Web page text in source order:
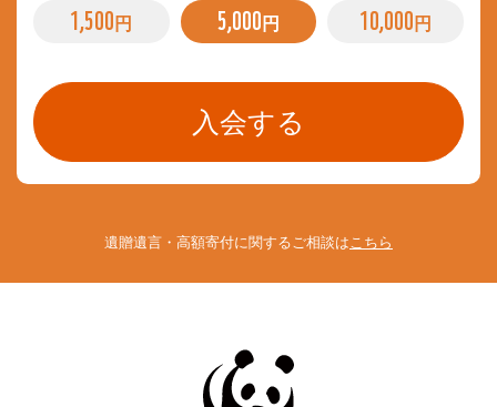
1,500 円 5,000 円 10,000 円
遺贈遺言・高額寄付に関するご相談はこちら